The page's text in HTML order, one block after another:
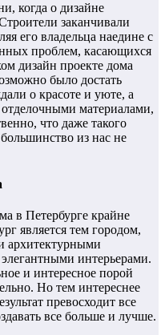
когда о дизайне
заканчивали
его владельца наедине с
проблем, касающихся
дизайн проекте дома
было достать
о красоте и уюте, а
материалами,
что даже такого
из нас не
в Петербурге крайне
является тем городом,
архитектурными
интерьерами.
и интересное порой
Но тем интереснее
превосходит все
все больше и лучше.